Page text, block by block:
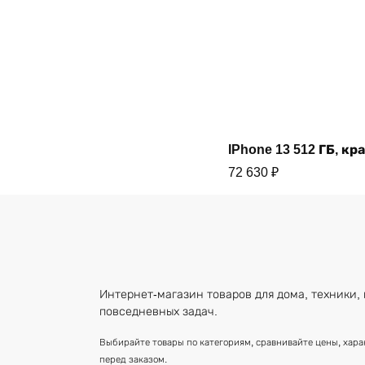
IPhone 13 512 ГБ,
72 630 ₽
Интернет-магазин товаров для дома, техники,
повседневных задач.
Выбирайте товары по категориям, сравнивайте цены,
перед заказом.